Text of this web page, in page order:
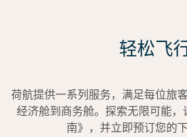
轻松飞
荷航提供一系列服务，满足每位旅
经济舱到商务舱。探索无限可能
南》，并立即预订您的